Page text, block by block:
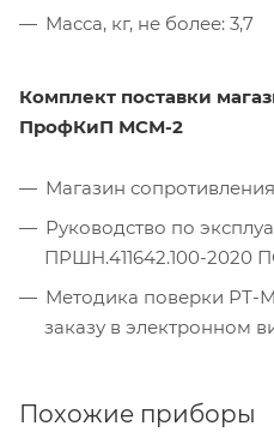
Масса, кг, не более: 3,7
Комплект поставки
ПрофКиП МСМ-2
Магазин
Руководство по
ПРШН.411642.100-2020
Методика поверки РТ-
заказу в электронном
Похожие приборы